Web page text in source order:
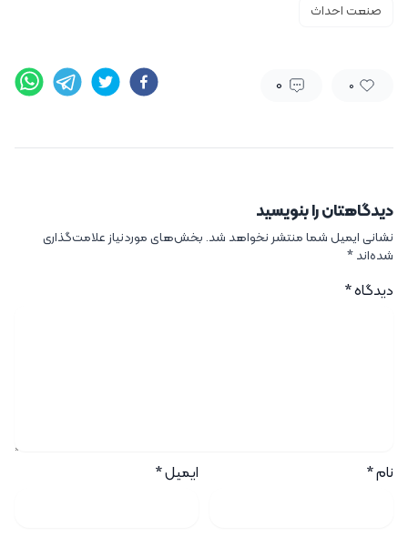
صنعت احداث
0
0
دیدگاهتان را بنویسید
نشانی ایمیل شما منتشر نخواهد شد. بخش‌های موردنیاز علامت‌گذاری
شده‌اند*
دیدگاه*
نام* ایمیل*